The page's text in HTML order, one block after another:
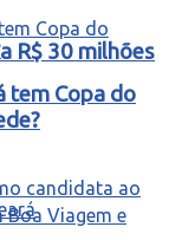
R$ 30 milhões
tem Copa do